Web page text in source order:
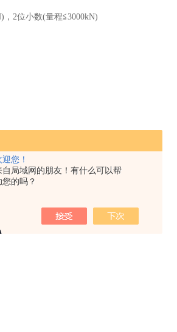
迎您！
自局域网的朋友！有什么可以帮
您的吗？
2位小数(量程≦3000kN)
40kHz；